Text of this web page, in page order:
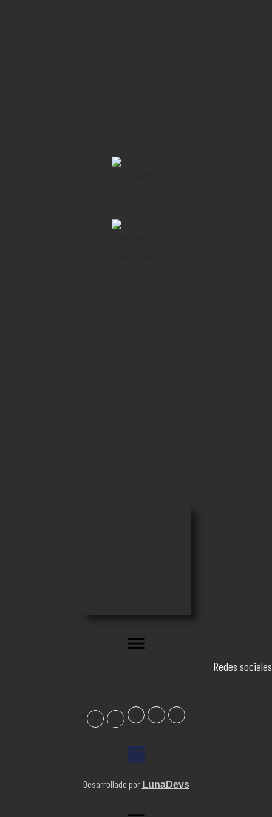
Redes sociales
Facebook-X-
twitter
InstagramYoutubeTiktok
Chevron-
up
Desarrollado por LunaDevs